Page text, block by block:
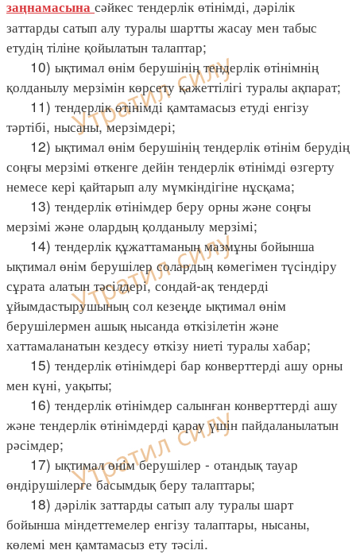
заңнамасына сәйкес тендерлік өтінімді, дәрілік
заттарды сатып алу туралы шартты жасау мен табыс
етудің тіліне қойылатын талаптар;
10) ықтимал өнім берушінің тендерлік өтінімнің
қолданылу мерзімін көрсету қажеттілігі туралы ақпарат;
11) тендерлік өтінімді қамтамасыз етуді енгізу
тәртібі, нысаны, мерзімдері;
12) ықтимал өнім берушінің тендерлік өтінім берудің
соңғы мерзімі өткенге дейін тендерлік өтінімді өзгерту
немесе кері қайтарып алу мүмкіндігіне нұсқама;
13) тендерлік өтінімдер беру орны және соңғы
мерзімі және олардың қолданылу мерзімі;
14) тендерлік құжаттаманың мазмұны бойынша
ықтимал өнім берушілер солардың көмегімен түсіндіру
сұрата алатын тәсілдері, сондай-ақ тендерді
ұйымдастырушының сол кезеңде ықтимал өнім
берушілермен ашық нысанда өткізілетін және
хаттамаланатын кездесу өткізу ниеті туралы хабар;
15) тендерлік өтінімдері бар конверттерді ашу орны
мен күні, уақыты;
16) тендерлік өтінімдер салынған конверттерді ашу
және тендерлік өтінімдерді қарау үшін пайдаланылатын
рәсімдер;
17) ықтимал өнім берушілер - отандық тауар
өндірушілерге басымдық беру талаптары;
18) дәрілік заттарды сатып алу туралы шарт
бойынша міндеттемелер енгізу талаптары, нысаны,
көлемі мен қамтамасыз ету тәсілі.